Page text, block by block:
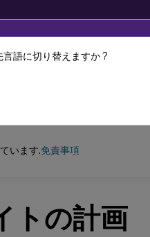
れています。
います.免責事項
トの計画
語に切り替えますか ?